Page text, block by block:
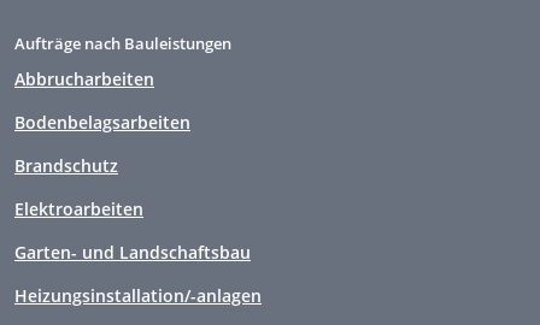
Aufträge nach Bauleistungen
Abbrucharbeiten
Bodenbelagsarbeiten
Brandschutz
Elektroarbeiten
Garten- und Landschaftsbau
Heizungsinstallation/-anlagen